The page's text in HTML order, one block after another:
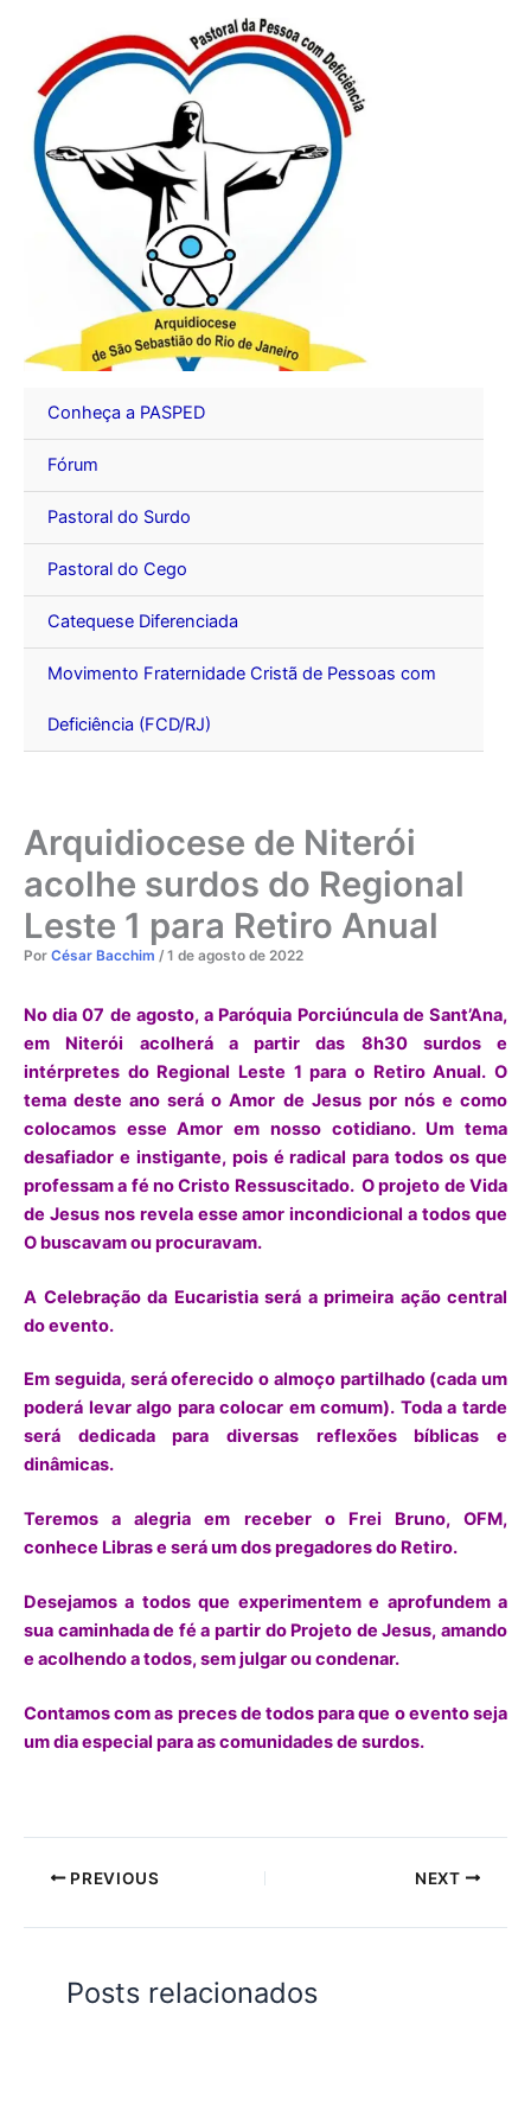
conteúdo
Conheça a PASPED
Fórum
Pastoral do Surdo
Pastoral do Cego
Catequese Diferenciada
Movimento Fraternidade Cristã de Pessoas com
Deficiência (FCD/RJ)
Arquidiocese de Niterói
acolhe surdos do Regional
Leste 1 para Retiro Anual
Por César Bacchim / 1 de agosto de 2022
No dia 07 de agosto, a Paróquia Porciúncula de Sant’Ana,
em Niterói acolherá a partir das 8h30 surdos e
intérpretes do Regional Leste 1 para o Retiro Anual. O
tema deste ano será o Amor de Jesus por nós e como
colocamos esse Amor em nosso cotidiano. Um tema
desafiador e instigante, pois é radical para todos os que
professam a fé no Cristo Ressuscitado. O projeto de Vida
de Jesus nos revela esse amor incondicional a todos que
O buscavam ou procuravam.
A Celebração da Eucaristia será a primeira ação central
do evento.
Em seguida, será oferecido o almoço partilhado (cada um
poderá levar algo para colocar em comum). Toda a tarde
será dedicada para diversas reflexões bíblicas e
dinâmicas.
Teremos a alegria em receber o Frei Bruno, OFM,
conhece Libras e será um dos pregadores do Retiro.
Desejamos a todos que experimentem e aprofundem a
sua caminhada de fé a partir do Projeto de Jesus, amando
e acolhendo a todos, sem julgar ou condenar.
Contamos com as preces de todos para que o evento seja
um dia especial para as comunidades de surdos.
PREVIOUS NEXT
Posts relacionados